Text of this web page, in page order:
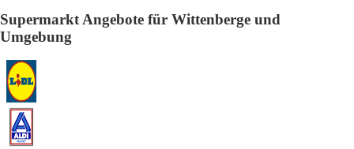
Supermarkt Angebote für Wittenberge und
Umgebung